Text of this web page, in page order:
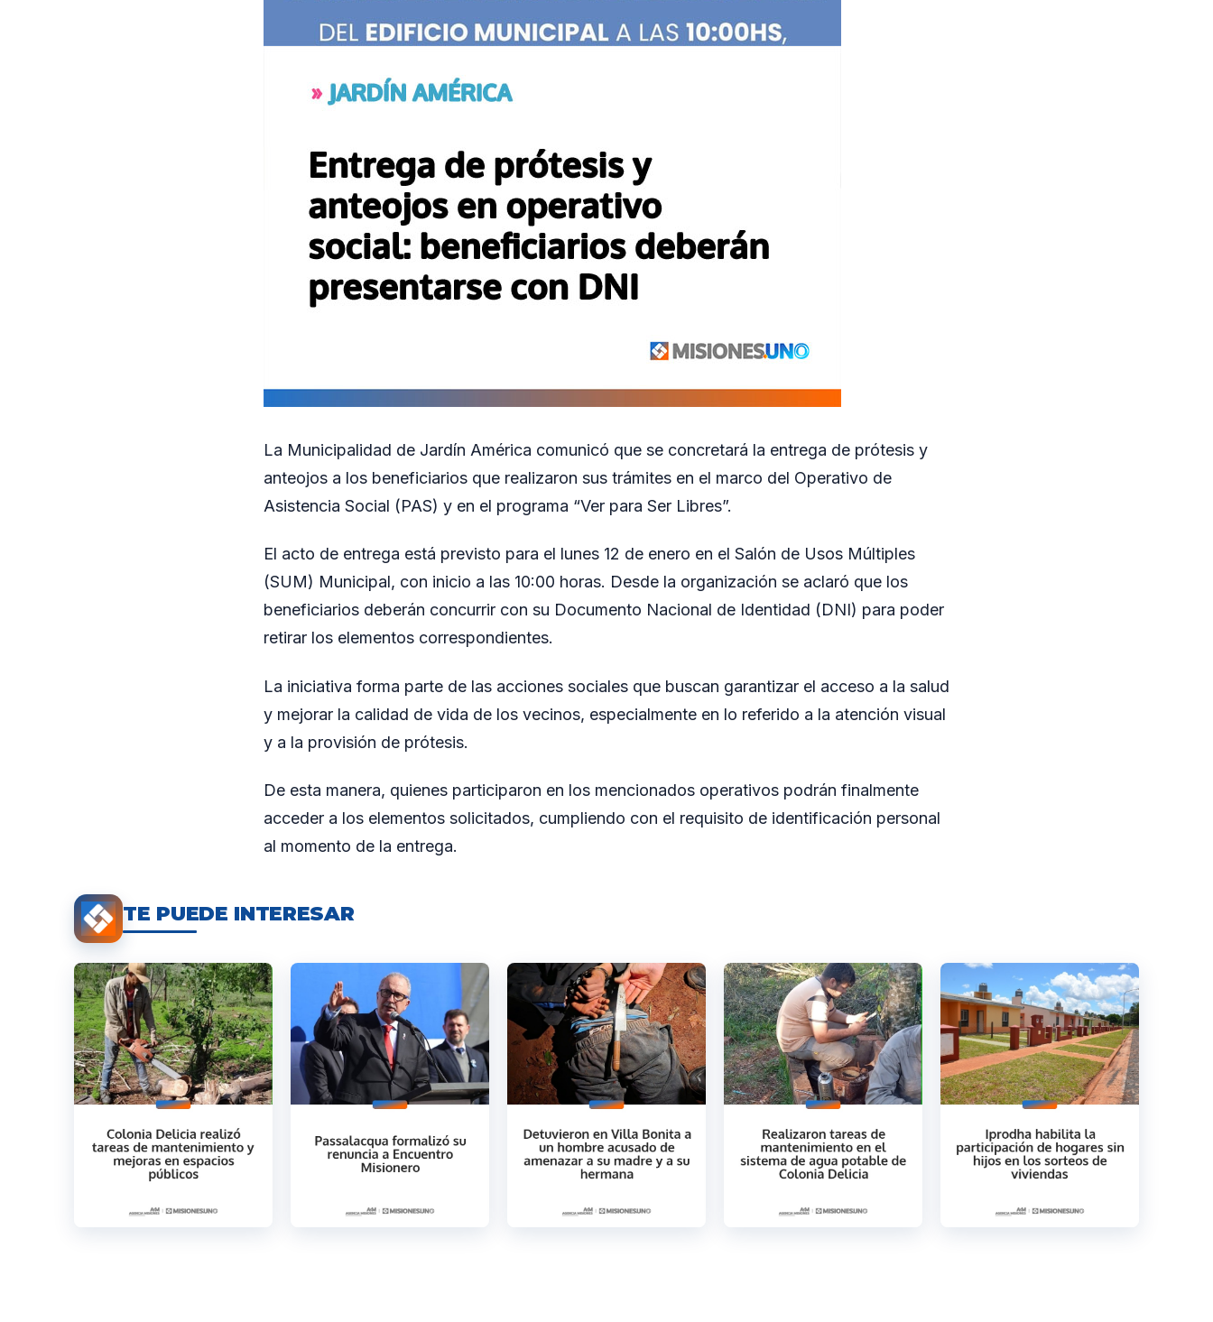
La Municipalidad de Jardín América comunicó que se concretará la entrega de prótesis y
anteojos a los beneficiarios que realizaron sus trámites en el marco del Operativo de
Asistencia Social (PAS) y en el programa “Ver para Ser Libres”.
El acto de entrega está previsto para el lunes 12 de enero en el Salón de Usos Múltiples
(SUM) Municipal, con inicio a las 10:00 horas. Desde la organización se aclaró que los
beneficiarios deberán concurrir con su Documento Nacional de Identidad (DNI) para poder
retirar los elementos correspondientes.
La iniciativa forma parte de las acciones sociales que buscan garantizar el acceso a la salud
y mejorar la calidad de vida de los vecinos, especialmente en lo referido a la atención visual
y a la provisión de prótesis.
De esta manera, quienes participaron en los mencionados operativos podrán finalmente
acceder a los elementos solicitados, cumpliendo con el requisito de identificación personal
al momento de la entrega.
TE PUEDE INTERESAR